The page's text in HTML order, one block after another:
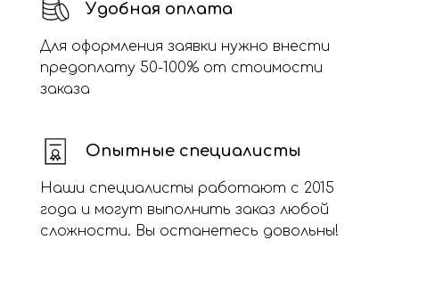
Удобная оплата
Для оформления заявки нужно внести
предоплату 50-100% от стоимости
заказа
Опытные специалисты
Наши специалисты работают с 2015
года и могут выполнить заказ любой
сложности. Вы останетесь довольны!